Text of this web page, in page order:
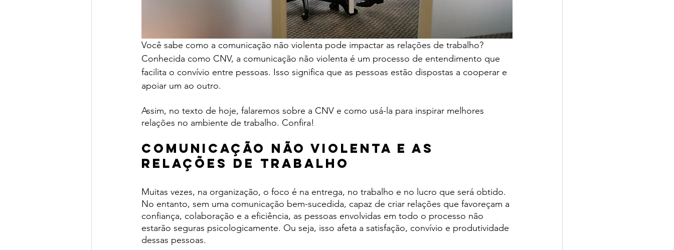
Você sabe como a comunicação não violenta pode impactar as relações de trabalho?
Conhecida como CNV, a comunicação não violenta é um processo de entendimento que
facilita o convívio entre pessoas. Isso significa que as pessoas estão dispostas a cooperar e
apoiar um ao outro.
Assim, no texto de hoje, falaremos sobre a CNV e como usá-la para inspirar melhores
relações no ambiente de trabalho. Confira!
Comunicação não violenta e as
relações de trabalho
Muitas vezes, na organização, o foco é na entrega, no trabalho e no lucro que será obtido.
No entanto, sem uma comunicação bem-sucedida, capaz de criar relações que favoreçam a
confiança, colaboração e a eficiência, as pessoas envolvidas em todo o processo não
estarão seguras psicologicamente. Ou seja, isso afeta a satisfação, convívio e produtividade
dessas pessoas.